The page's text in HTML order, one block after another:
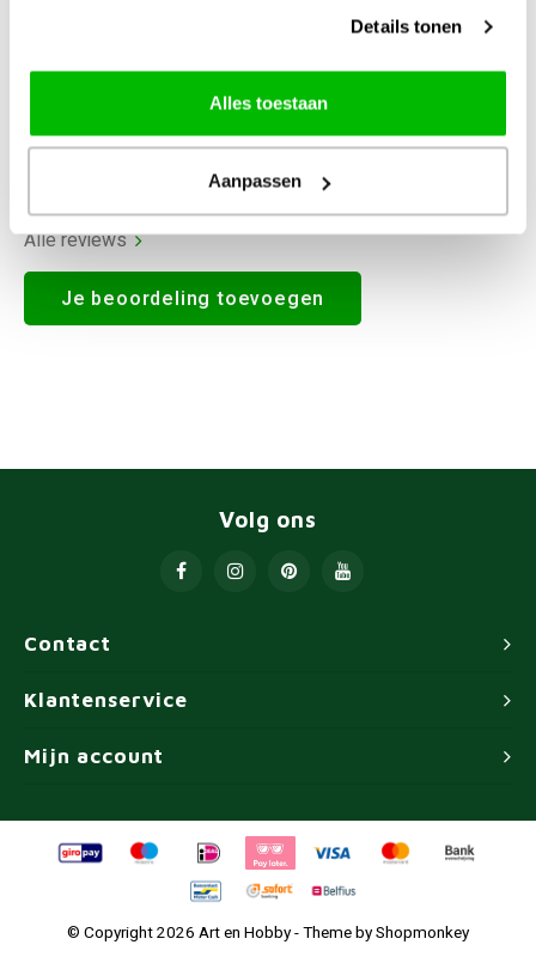
Details tonen
Alles toestaan
Aanpassen
Alle reviews
Je beoordeling toevoegen
Contact
Volg ons
Klantenservice
Mijn account
© Copyright 2026 Art en Hobby - Theme byShopmonkey